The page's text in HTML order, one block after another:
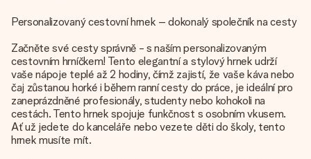
Personalizovaný cestovní hrnek – dokonalý společník na cesty
Začněte své cesty správně - s naším personalizovaným
cestovním hrníčkem! Tento elegantní a stylový hrnek udrží
vaše nápoje teplé až 2 hodiny, čímž zajistí, že vaše káva nebo
čaj zůstanou horké i během ranní cesty do práce, je ideální pro
zaneprázdněné profesionály, studenty nebo kohokoli na
cestách. Tento hrnek spojuje funkčnost s osobním vkusem.
Ať už jedete do kanceláře nebo vezete děti do školy, tento
hrnek musíte mít.